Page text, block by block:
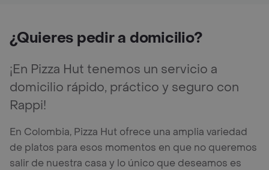
¿Quieres pedir a domicilio?
¡En Pizza Hut tenemos un servicio a
domicilio rápido, práctico y seguro con
Rappi!
En Colombia, Pizza Hut ofrece una amplia variedad
de platos para esos momentos en que no queremos
salir de nuestra casa y lo único que deseamos es